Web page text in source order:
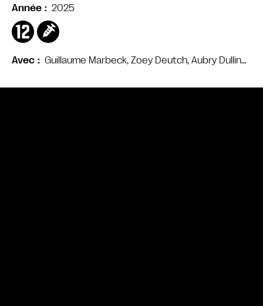
Avec Guillaume Marbeck, Zoey Deutch, Aubry Dullin…
Année
2025